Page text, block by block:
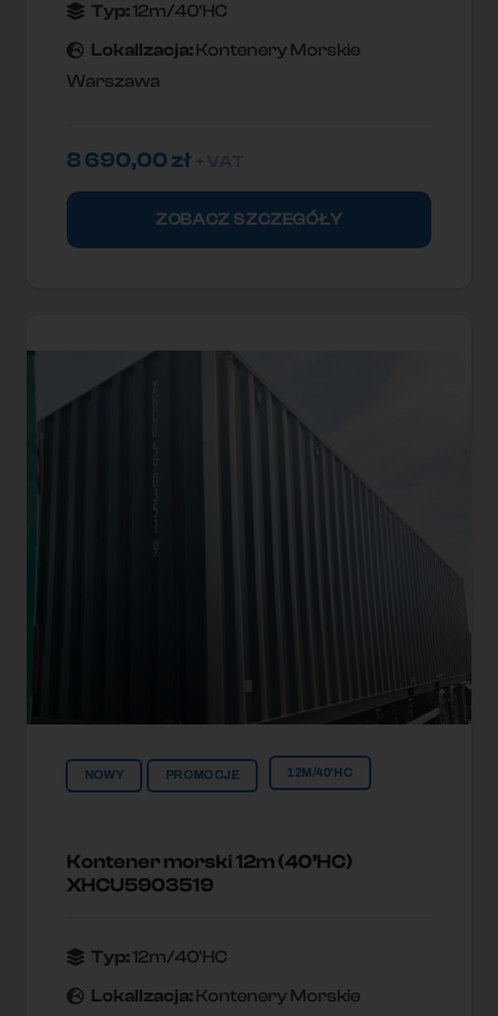
Typ:12m/40'HC
Lokallzacja: Kontenery Morskie
Warszawa
8 690,00zł
ZOBACZ SZCZEGÓŁY
NOWY PROMOCJE 12M/40'HC
Kontener morski 12m (40’HC)
XHCU5903519
Typ:12m/40'HC
Lokallzacja: Kontenery Morskie